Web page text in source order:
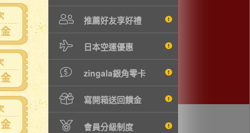
推薦好友享好禮
日本空運優惠
zingala銀角零卡
寫開箱送回饋金
會員分級制度